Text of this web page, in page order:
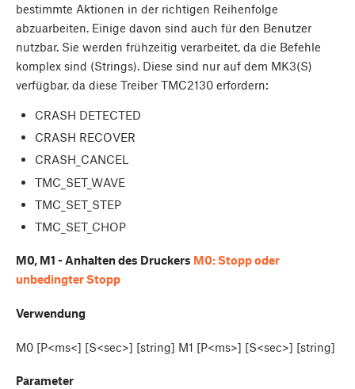
bestimmte Aktionen in der richtigen Reihenfolge
abzuarbeiten. Einige davon sind auch für den Benutzer
nutzbar. Sie werden frühzeitig verarbeitet, da die Befehle
komplex sind (Strings). Diese sind nur auf dem MK3(S)
verfügbar, da diese Treiber TMC2130 erfordern:
CRASH DETECTED
CRASH RECOVER
CRASH_CANCEL
TMC_SET_WAVE
TMC_SET_STEP
TMC_SET_CHOP
M0, M1 - Anhalten des Druckers M0: Stopp oder
unbedingter Stopp
Verwendung
M0 [P<ms<] [S<sec>] [string] M1 [P<ms>] [S<sec>] [string]
Parameter